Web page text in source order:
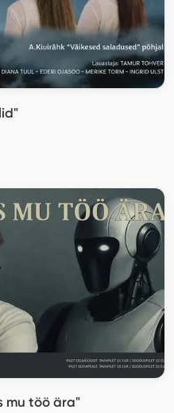
mu töö ära"